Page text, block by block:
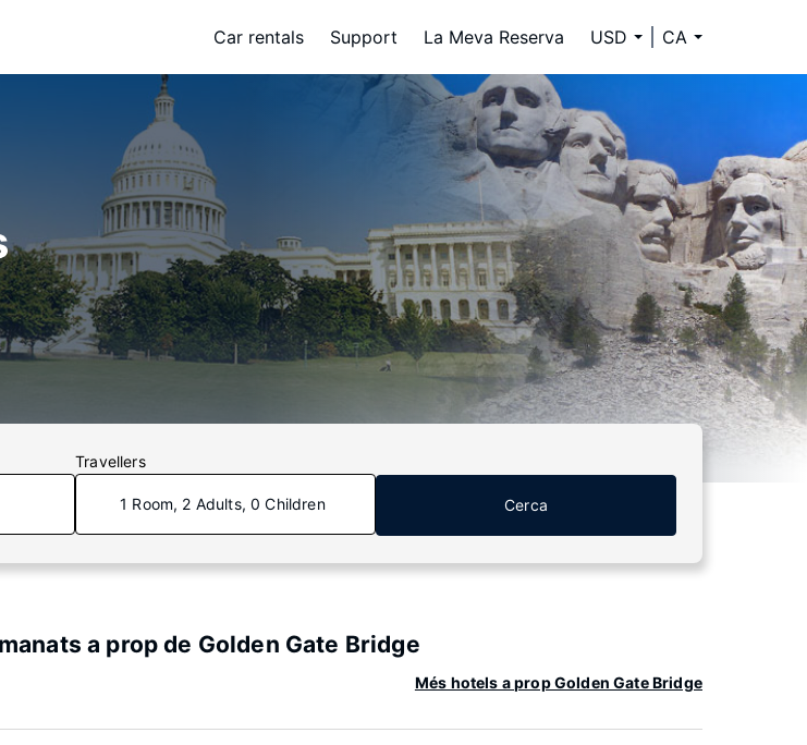
Car rentals Support La Meva Reserva USD CA
Travellers
1 Room, 2 Adults, 0 Children Cerca
a prop de Golden Gate Bridge
Més hotels a prop Golden Gate Bridge